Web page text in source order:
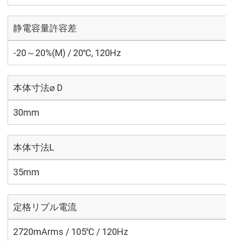
静電容量許容差
-20～20%(M) / 20℃, 120Hz
本体寸法⌀ D
30mm
本体寸法L
35mm
定格リプル電流
2720mArms / 105℃ / 120Hz